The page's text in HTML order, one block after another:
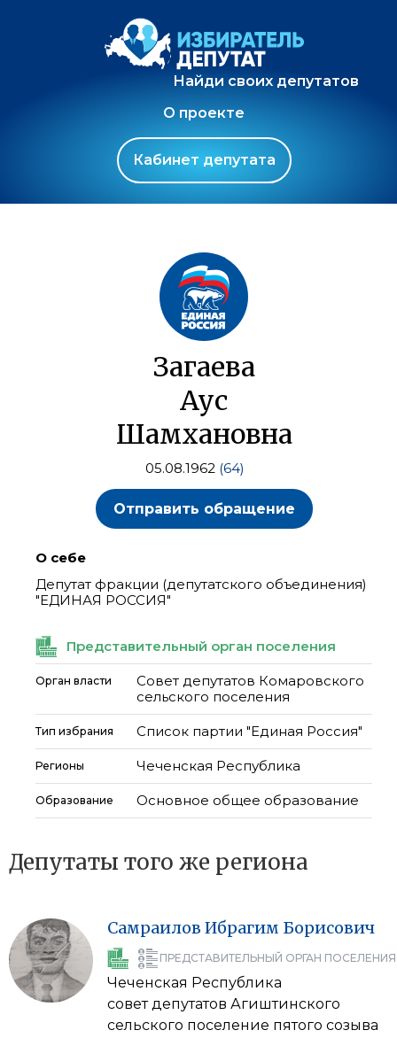
Найди своих депутатов
О проекте
Кабинет депутата
Загаева
Аус
Шамхановна
05.08.1962 (64)
Отправить обращение
О себе
Депутат фракции (депутатского объединения)
"ЕДИНАЯ РОССИЯ"
Представительный орган поселения
Орган власти
Совет депутатов Комаровского
сельского поселения
Тип избрания Список партии "Единая Россия"
Регионы Чеченская Республика
Образование Основное общее образование
Депутаты того же региона
Самраилов Ибрагим Борисович
ПРЕДСТАВИТЕЛЬНЫЙ ОРГАН ПОСЕЛЕНИЯ
Чеченская Республика
совет депутатов Агиштинского
сельского поселение пятого созыва